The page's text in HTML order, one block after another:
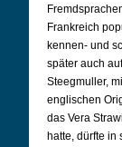
Frankreich
kennen- und
später auch
Steegmuller,
englischen
das Vera
hatte, dürfte in